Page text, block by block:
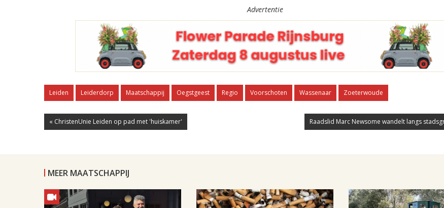
Advertentie
Leiden Leiderdorp Maatschappij Oegstgeest Regio Voorschoten Wassenaar Zoeterwoude
« ChristenUnie Leiden op pad met 'huiskamer' Raadslid Marc Newsome wandelt langs
MEER MAATSCHAPPIJ